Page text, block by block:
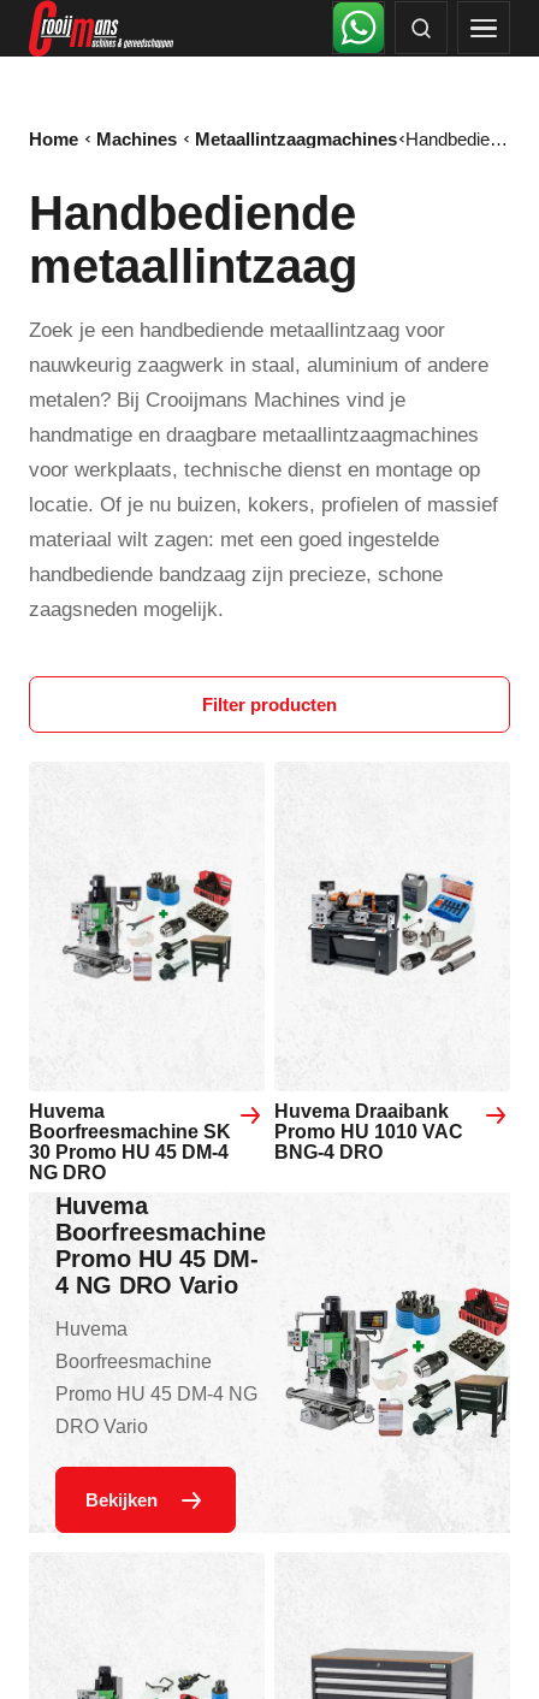
Home Machines Metaallintzaagmachines Handbediende metaallintzaag
Handbediende
metaallintzaag
Zoek je een handbediende metaallintzaag voor
nauwkeurig zaagwerk in staal, aluminium of andere
metalen? Bij Crooijmans Machines vind je
handmatige en draagbare metaallintzaagmachines
voor werkplaats, technische dienst en montage op
locatie. Of je nu buizen, kokers, profielen of massief
materiaal wilt zagen: met een goed ingestelde
handbediende bandzaag zijn precieze, schone
zaagsneden mogelijk.
Filter producten
Huvema Draaibank
Promo HU 1010 VAC
BNG-4 DRO
Huvema
Boorfreesmachine
Promo HU 45 DM-
4 NG DRO Vario
Huvema
Boorfreesmachine
Promo HU 45 DM-4 NG
DRO Vario
Bekijken
Huvema
Boorfreesmachine SK
30 Promo HU 45 DM-4
NG DRO